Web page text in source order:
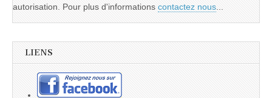
autorisation. Pour plus d'informations contactez nous
LIENS